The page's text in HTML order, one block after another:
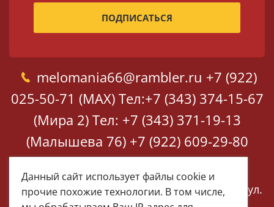
melomania66@rambler.ru +7 (922)
025-50-71 (MAX) Тел:+7 (343) 374-15-67
(Мира 2) Тел: +7 (343) 371-19-13
(Малышева 76) +7 (922) 609-29-80
(MAX)
Екатеринбург, ул. Мира 2
Екатеринбург, ул.
Данный сайт использует файлы cookie и
прочие похожие технологии. В том числе,